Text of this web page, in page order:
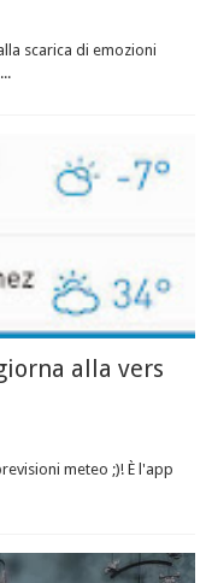
scarica di emozioni
alla vers
meteo ;)! È l'app